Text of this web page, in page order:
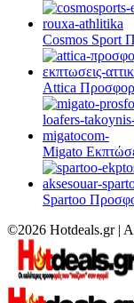
Cosmos Sport
Attica
Migato
Spartoo
©2026 Hotdeals.gr |